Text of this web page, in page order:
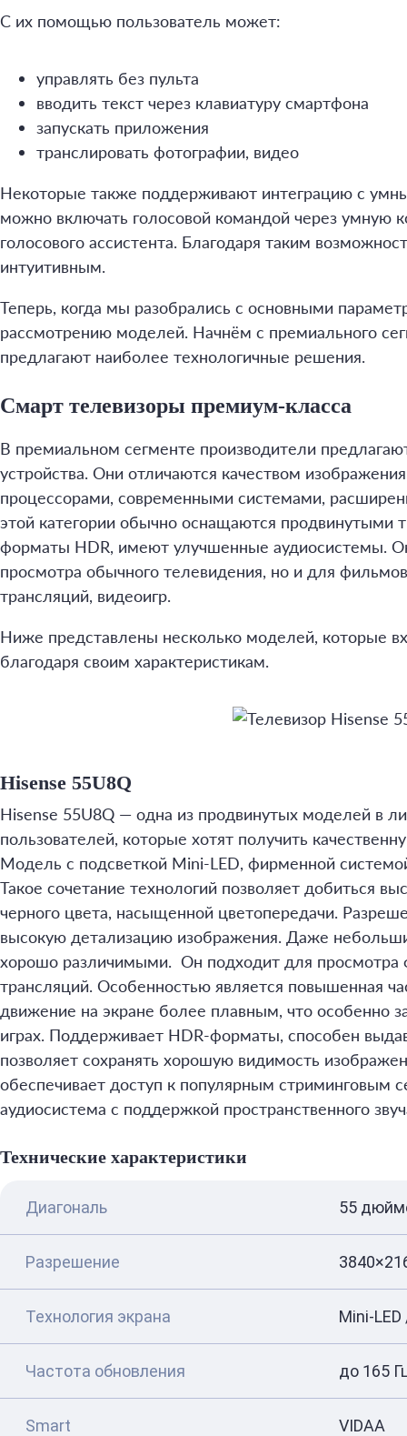
С их помощью пользователь может:
управлять без пульта
вводить текст через клавиатуру смартфона
запускать приложения
транслировать фотографии, видео
Некоторые также поддерживают интеграцию с
можно включать голосовой командой через умную
голосового ассистента. Благодаря таким
интуитивным.
Теперь, когда мы разобрались с основными
рассмотрению моделей. Начнём с премиального
предлагают наиболее технологичные решения.
Смарт телевизоры премиум-класса
В премиальном сегменте производители
устройства. Они отличаются качеством
процессорами, современными системами,
этой категории обычно оснащаются продвинутыми
форматы HDR, имеют улучшенные аудиосистемы.
просмотра обычного телевидения, но и для
трансляций, видеоигр.
Ниже представлены несколько моделей, которые
благодаря своим характеристикам.
Hisense 55U8Q
Hisense 55U8Q — одна из продвинутых моделей в
пользователей, которые хотят получить
Модель с подсветкой Mini-LED, фирменной
Такое сочетание технологий позволяет добиться
черного цвета, насыщенной цветопередачи.
высокую детализацию изображения. Даже
хорошо различимыми. Он подходит для просмотра
трансляций. Особенностью является повышенная
движение на экране более плавным, что особенно
играх. Поддерживает HDR-форматы, способен
позволяет сохранять хорошую видимость
обеспечивает доступ к популярным стриминговым
аудиосистема с поддержкой пространственного
Технические характеристики
Диагональ 55
Разрешение
Технология экрана Mini-LED
Частота обновления до 165
Smart VIDAA